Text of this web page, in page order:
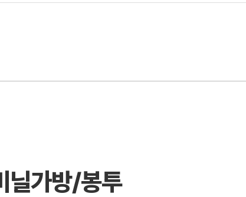
닐가방/봉투